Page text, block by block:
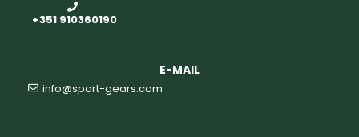
+351 910360190
E-MAIL
info@sport-gears.com